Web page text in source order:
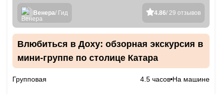
4.86/ 29 отзывов
Венера/ Гид
Влюбиться в Доху: обзорная экскурсия в
мини-группе по столице Катара
Групповая 4.5 часов На машине